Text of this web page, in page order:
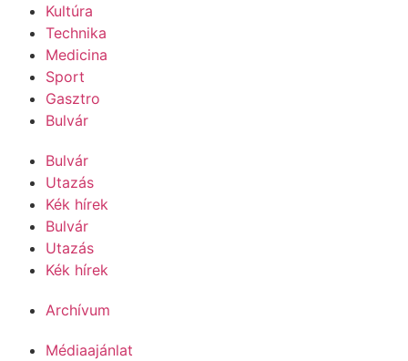
Kultúra
Technika
Medicina
Sport
Gasztro
Bulvár
Bulvár
Utazás
Kék hírek
Bulvár
Utazás
Kék hírek
Archívum
Médiaajánlat